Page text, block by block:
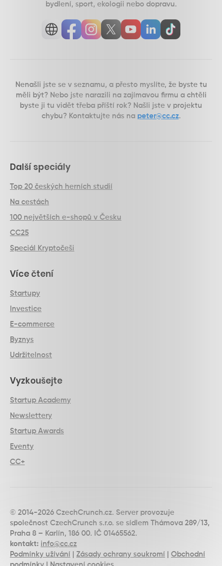
bydlení, sport, ekologii nebo dopravu.
Otevřít
web
Otevřít
Facebook
Otevřít
Instagram
Otevřít
Twitter
Otevřít
Youtube
Otevřít
Linkedin
Otevřít
TikTok
Nenašli jste se v seznamu, a přesto myslíte, že byste tu
měli být? Nebo jste narazili na zajímavou firmu a chtěli
byste ji tu vidět třeba příští rok? Našli jste v projektu
chybu? Kontaktujte nás na peter@cc.cz.
Další speciály
Top 20 českých herních studií
Na cestách
100 největších e-shopů v Česku
CC25
Speciál Kryptočeši
Více čtení
Startupy
Investice
E-commerce
Byznys
Udržitelnost
Vyzkoušejte
Startup Academy
Newslettery
Startup Awards
Eventy
CC+
© 2014-2026 CzechCrunch.cz. Server provozuje
společnost CzechCrunch s.r.o. se sídlem Thámova 289/13,
Praha 8 – Karlín, 186 00. IČ 01465562.
kontakt: info@cc.cz
Podmínky užívání
Zásady ochrany soukromí
Obchodní